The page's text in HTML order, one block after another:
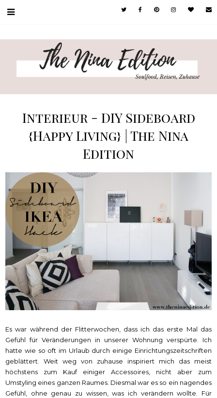
Interieur - DIY Sideboard
{Happy Living} | The Nina
Edition
Es war während der Flitterwochen, dass ich das erste Mal das
Gefühl für Veränderungen in unserer Wohnung verspürte. Ich
hatte wie so oft im Urlaub durch einige Einrichtungszeitschriften
geblättert. Weit weg von zuhause inspiriert mich das meist
höchstens zum Kauf einiger Accessoires, nicht aber zum
Umstyling eines ganzen Raumes. Diesmal war es so ein nagendes
Gefühl, ohne genau zu wissen, was ich verändern wollte. Für